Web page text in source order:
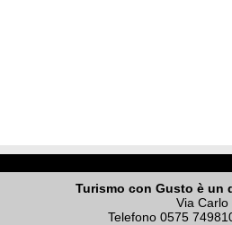
Turismo con Gusto è un
Via
Telefono 0575